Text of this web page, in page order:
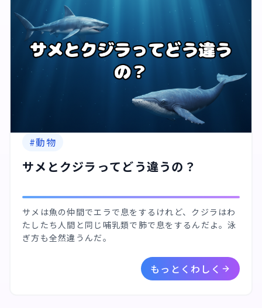
#動物
サメとクジラってどう違うの？
サメは魚の仲間でエラで息をするけれど、クジラはわ
たしたち人間と同じ哺乳類で肺で息をするんだよ。泳
ぎ方も全然違うんだ。
もっとくわしく